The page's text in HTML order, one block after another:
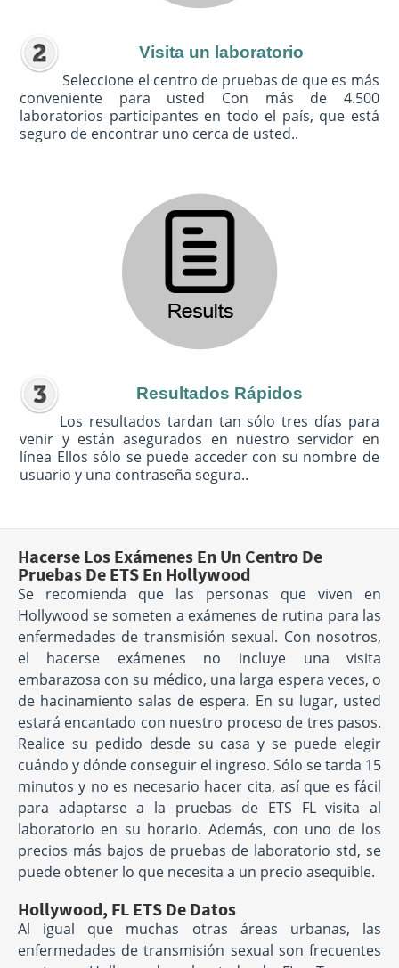
Visita un laboratorio
Seleccione el centro de pruebas de que es más
conveniente para usted Con más de 4.500
laboratorios participantes en todo el país, que está
seguro de encontrar uno cerca de usted..
Resultados Rápidos
Los resultados tardan tan sólo tres días para
venir y están asegurados en nuestro servidor en
línea Ellos sólo se puede acceder con su nombre de
usuario y una contraseña segura..
Hacerse Los Exámenes En Un Centro De
Pruebas De ETS En Hollywood
Se recomienda que las personas que viven en
Hollywood se someten a exámenes de rutina para las
enfermedades de transmisión sexual. Con nosotros,
el hacerse exámenes no incluye una visita
embarazosa con su médico, una larga espera veces, o
de hacinamiento salas de espera. En su lugar, usted
estará encantado con nuestro proceso de tres pasos.
Realice su pedido desde su casa y se puede elegir
cuándo y dónde conseguir el ingreso. Sólo se tarda 15
minutos y no es necesario hacer cita, así que es fácil
para adaptarse a la pruebas de ETS FL visita al
laboratorio en su horario. Además, con uno de los
precios más bajos de pruebas de laboratorio std, se
puede obtener lo que necesita a un precio asequible.
Hollywood, FL ETS De Datos
Al igual que muchas otras áreas urbanas, las
enfermedades de transmisión sexual son frecuentes